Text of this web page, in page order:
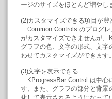
ージのサイズをほとんど増やし
(2)カスタマイズできる項目が豊
Common Controls のプログ
がカスタマイズできませんが、
グラフの色、文字の形式、文字
わせてカスタマイズができます。
(3)文字を表示できる
KProgressBar Control は中心
す。また、グラフの部分と背景
化して表示されるようになって